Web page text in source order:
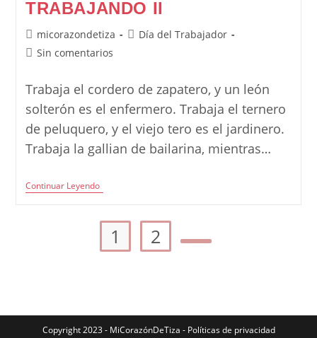
TRABAJANDO II
Autor
de
micorazondetiza
Categoría
Día del Trabajador
Comentarios
la
entrada:
Sin comentarios
Trabaja el cordero de zapatero, y un león
solterón es el enfermero. Trabaja el ternero
de peluquero, y el viejo tero es el jardinero.
Trabaja la gallian de bailarina, mientras…
Continuar LeyendoPoesía:
Animales
II
1 2
Copyright 2023 - MiCorazónDeTiza - Políticas de privacidad